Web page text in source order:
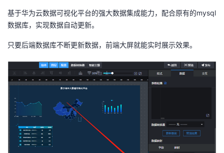
基于华为云数据可视化平台的强大数据集成能力，配合原有的mysql
数据库，实现数据自动更新。
只要后端数据库不断更新数据，前端大屏就能实时展示效果。